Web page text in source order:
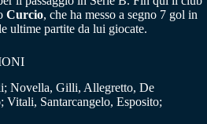
Curcio, che ha messo a segno 7 gol in
ultime partite da lui giocate.
Novella, Gilli, Allegretto, De
Santarcangelo, Esposito;